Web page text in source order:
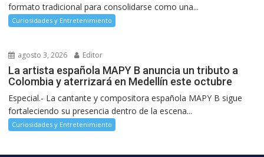
formato tradicional para consolidarse como una...
Curiosidades y Entretenimiento
agosto 3, 2026 Editor
La artista española MAPY B anuncia un tributo a
Colombia y aterrizará en Medellín este octubre
Especial.- La cantante y compositora española MAPY B sigue
fortaleciendo su presencia dentro de la escena...
Curiosidades y Entretenimiento